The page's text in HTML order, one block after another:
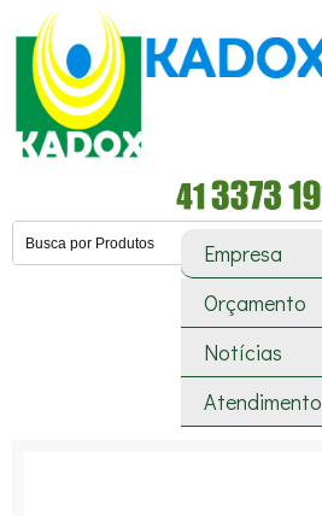
Empresa
Orçamento
Notícias
Atendimento